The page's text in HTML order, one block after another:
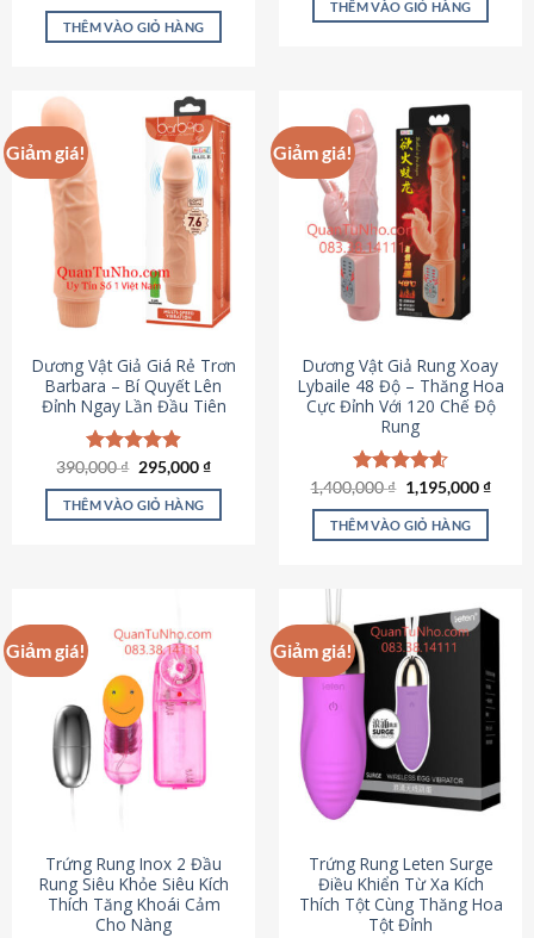
hạng4.79
5 sao là:
350,000 ₫.
tại
THÊM VÀO GIỎ HÀNG
5 sao
1,200,000 ₫.
THÊM VÀO GIỎ HÀNG
Giảm giá!
Dương Vật Giả Giá Rẻ Trơn
Barbara – Bí Quyết Lên
Đỉnh Ngay Lần Đầu Tiên
Được xếp
hạng4.90
5 sao
390,000₫ Giá
là:
390,000 ₫.
295,000₫Giá
tại
THÊM VÀO GIỎ HÀNG
Giảm giá!
Dương Vật Giả Rung Xoay
Lybaile 48 Độ – Thăng Hoa
Cực Đỉnh Với 120 Chế Độ
Rung
Được xếp
hạng4.62
5 sao
1,400,000₫ Giá
gốc
là:
1,400,000 ₫.
1,195,000₫Giá
THÊM VÀO GIỎ HÀNG
Giảm giá!
Trứng Rung Inox 2 Đầu
Rung Siêu Khỏe Siêu Kích
Thích Tăng Khoái Cảm
Cho Nàng
Giảm giá!
Trứng Rung Leten Surge
Điều Khiển Từ Xa Kích
Thích Tột Cùng Thăng Hoa
Tột Đỉnh